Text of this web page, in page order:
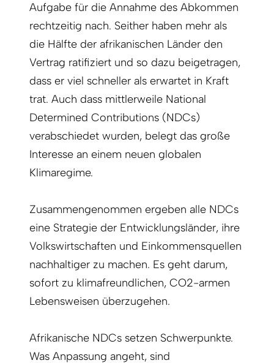
Aufgabe für die Annahme des Abkommen
rechtzeitig nach. Seither haben mehr als
die Hälfte der afrikanischen Länder den
Vertrag ratifiziert und so dazu beigetragen,
dass er viel schneller als erwartet in Kraft
trat. Auch dass mittlerweile National
Determined Contributions (NDCs)
verabschiedet wurden, belegt das große
Interesse an einem neuen globalen
Klimaregime.
Zusammengenommen ergeben alle NDCs
eine Strategie der Entwicklungsländer, ihre
Volkswirtschaften und Einkommensquellen
nachhaltiger zu machen. Es geht darum,
sofort zu klimafreundlichen, CO2-armen
Lebensweisen überzugehen.
Afrikanische NDCs setzen Schwerpunkte.
Was Anpassung angeht, sind